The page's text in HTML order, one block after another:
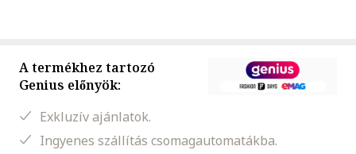
A termékhez tartozó
Genius előnyök:
Exkluzív ajánlatok.
Ingyenes szállítás csomagautomatákba.